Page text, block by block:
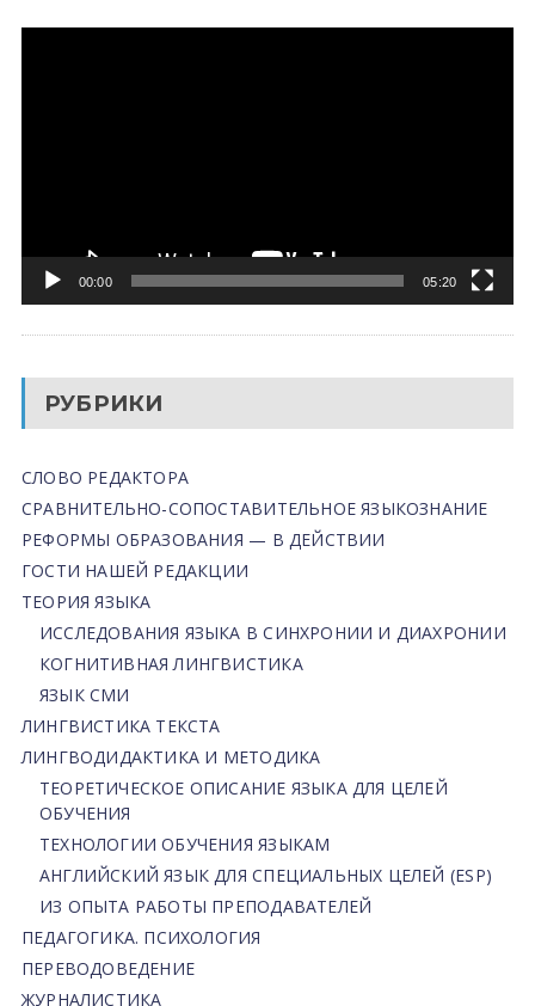
00:00 05:20
РУБРИКИ
СЛОВО РЕДАКТОРА
СРАВНИТЕЛЬНО-СОПОСТАВИТЕЛЬНОЕ ЯЗЫКОЗНАНИЕ
РЕФОРМЫ ОБРАЗОВАНИЯ — В ДЕЙСТВИИ
ГОСТИ НАШЕЙ РЕДАКЦИИ
ТЕОРИЯ ЯЗЫКА
ИССЛЕДОВАНИЯ ЯЗЫКА В СИНХРОНИИ И ДИАХРОНИИ
КОГНИТИВНАЯ ЛИНГВИСТИКА
ЯЗЫК СМИ
ЛИНГВИСТИКА ТЕКСТА
ЛИНГВОДИДАКТИКА И МЕТОДИКА
ТЕОРЕТИЧЕСКОЕ ОПИСАНИЕ ЯЗЫКА ДЛЯ ЦЕЛЕЙ
ОБУЧЕНИЯ
ТЕХНОЛОГИИ ОБУЧЕНИЯ ЯЗЫКАМ
АНГЛИЙСКИЙ ЯЗЫК ДЛЯ СПЕЦИАЛЬНЫХ ЦЕЛЕЙ (ESP)
ИЗ ОПЫТА РАБОТЫ ПРЕПОДАВАТЕЛЕЙ
ПЕДАГОГИКА. ПСИХОЛОГИЯ
ПЕРЕВОДОВЕДЕНИЕ
ЖУРНАЛИСТИКА